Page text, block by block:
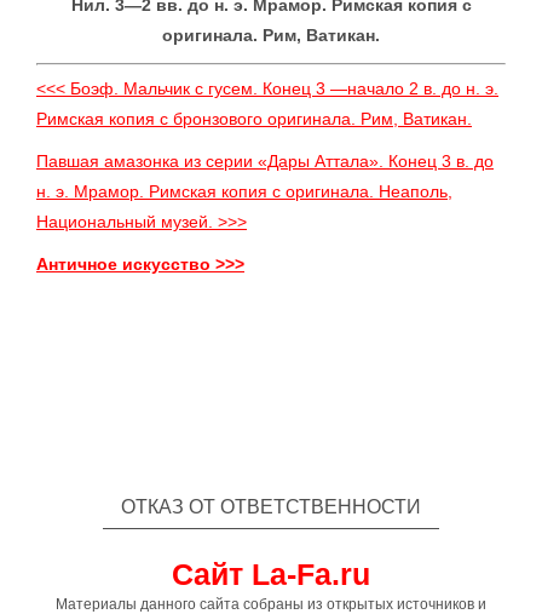
Нил. 3—2 вв. до н. э. Мрамор. Римская копия с
оригинала. Рим, Ватикан.
<<< Боэф. Мальчик с гусем. Конец 3 —начало 2 в. до н. э.
Римская копия с бронзового оригинала. Рим, Ватикан.
Павшая амазонка из серии «Дары Аттала». Конец 3 в. до
н. э. Мрамор. Римская копия с оригинала. Неаполь,
Национальный музей. >>>
Античное искусство >>>
ОТКАЗ ОТ ОТВЕТСТВЕННОСТИ
Сайт La-Fa.ru
Материалы данного сайта собраны из открытых источников и